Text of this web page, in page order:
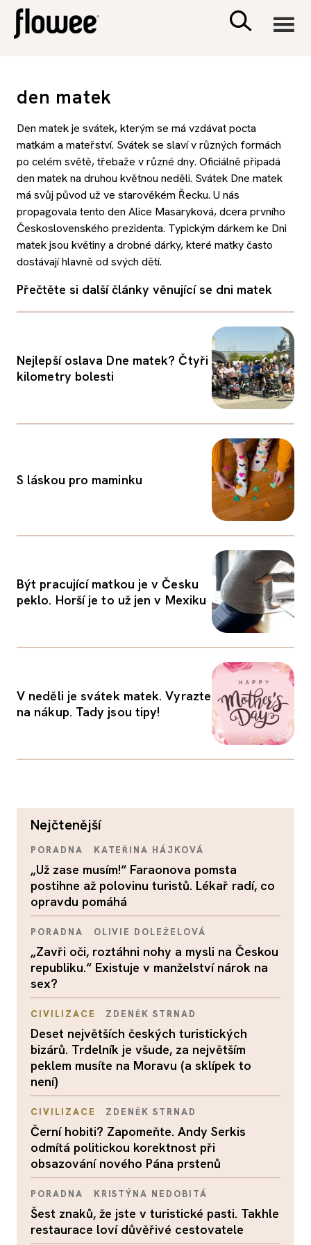
PSYCHOLOGIE
RODINA A DĚTI
SEX A VZTAHY
PORADNA
den matek
Den matek je svátek, kterým se má vzdávat pocta
matkám a mateřství. Svátek se slaví v různých formách
po celém světě, třebaže v různé dny. Oficiálně připadá
den matek na druhou květnou neděli. Svátek Dne matek
má svůj původ už ve starověkém Řecku. U nás
propagovala tento den Alice Masaryková, dcera prvního
Československého prezidenta. Typickým dárkem ke Dni
matek jsou květiny a drobné dárky, které matky často
dostávají hlavně od svých dětí.
Přečtěte si další články věnující se dni matek
Nejlepší oslava Dne matek? Čtyři
kilometry bolesti
S láskou pro maminku
Být pracující matkou je v Česku
peklo. Horší je to už jen v Mexiku
V neděli je svátek matek. Vyrazte
na nákup. Tady jsou tipy!
nejčtenější
PORADNA KATEŘINA HÁJKOVÁ
„Už zase musím!“ Faraonova pomsta
postihne až polovinu turistů. Lékař radí, co
opravdu pomáhá
PORADNA OLIVIE DOLEŽELOVÁ
„Zavři oči, roztáhni nohy a mysli na Českou
republiku.“ Existuje v manželství nárok na
sex?
CIVILIZACE ZDENĚK STRNAD
Deset největších českých turistických
bizárů. Trdelník je všude, za největším
peklem musíte na Moravu (a sklípek to
není)
CIVILIZACE ZDENĚK STRNAD
Černí hobiti? Zapomeňte. Andy Serkis
odmítá politickou korektnost při
obsazování nového Pána prstenů
PORADNA KRISTÝNA NEDOBITÁ
Šest znaků, že jste v turistické pasti. Takhle
restaurace loví důvěřivé cestovatele